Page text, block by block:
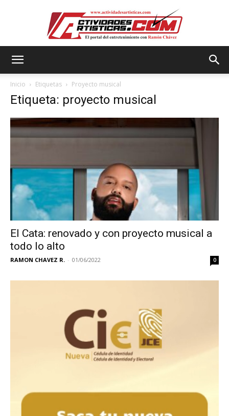
Inicio Etiquetas Proyecto musical
Etiqueta: proyecto musical
El Cata: renovado y con proyecto musical a
todo lo alto
RAMON CHAVEZ R. - 01/06/2022 0